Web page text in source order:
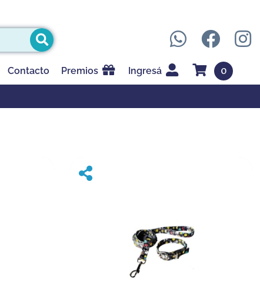
Contacto Premios Ingresá 0